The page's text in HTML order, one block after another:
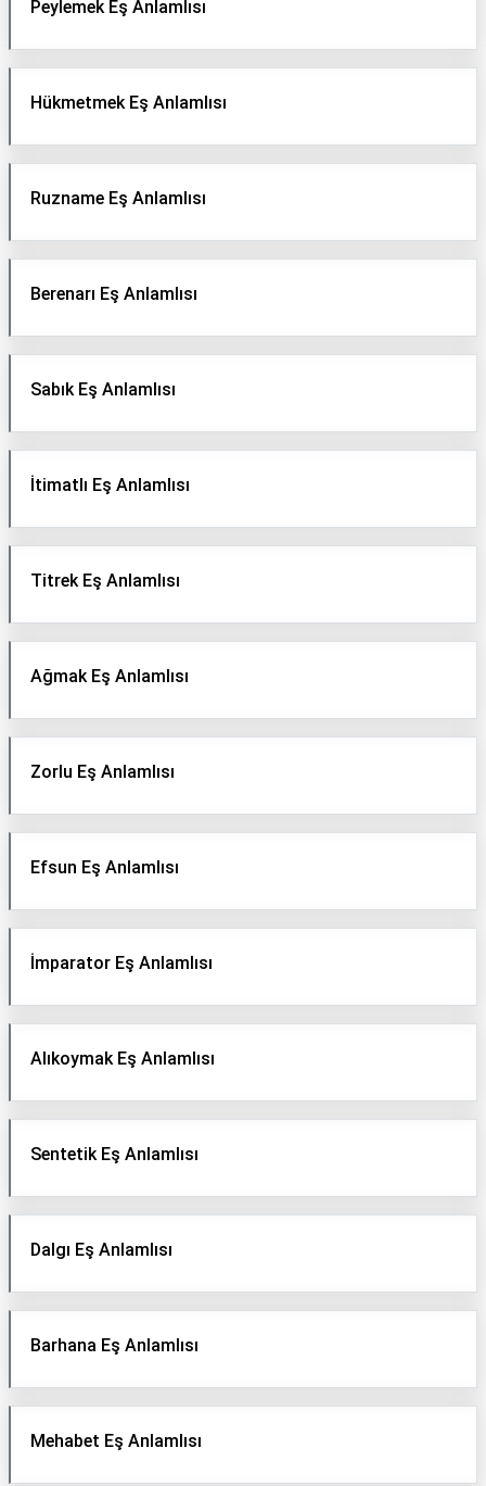
Peylemek Eş Anlamlısı
Hükmetmek Eş Anlamlısı
Ruzname Eş Anlamlısı
Berenarı Eş Anlamlısı
Sabık Eş Anlamlısı
İtimatlı Eş Anlamlısı
Titrek Eş Anlamlısı
Ağmak Eş Anlamlısı
Zorlu Eş Anlamlısı
Efsun Eş Anlamlısı
İmparator Eş Anlamlısı
Alıkoymak Eş Anlamlısı
Sentetik Eş Anlamlısı
Dalgı Eş Anlamlısı
Barhana Eş Anlamlısı
Mehabet Eş Anlamlısı